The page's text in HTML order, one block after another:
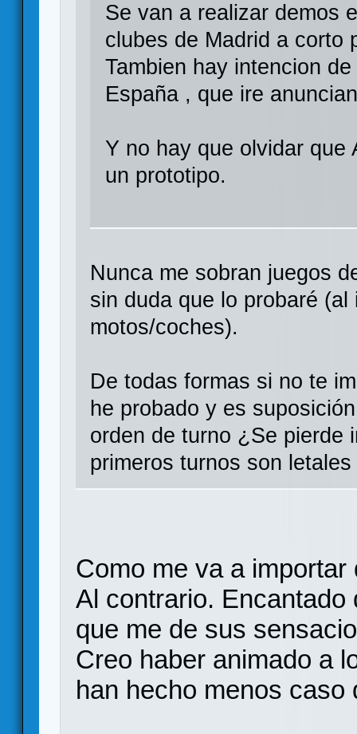
Se van a realizar demos
clubes de Madrid a corto
Tambien hay intencion
España , que ire
Y no hay que olvidar que
un prototipo.
Nunca me sobran juegos
sin duda que lo probaré
motos/coches).
De todas formas si no te
he probado y es
orden de turno ¿Se pierde
primeros turnos son
Como me va a
Al contrario. Encantado
que me de sus
Creo haber animado a
han hecho menos